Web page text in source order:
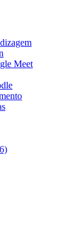
Meet